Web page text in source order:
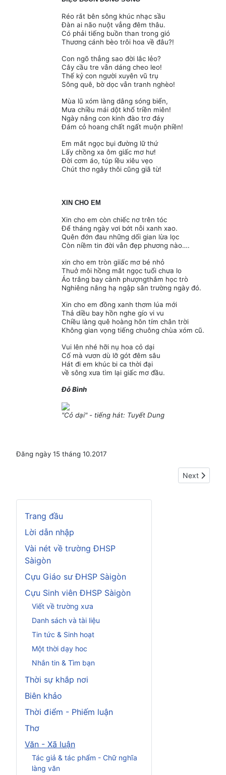
Trang đầu
Lời dẫn nhập
Vài nét về trường ĐHSP
Sàigòn
Cựu Giáo sư ĐHSP Sàigòn
Cựu Sinh viên ĐHSP Sàigòn
Viết về trường xưa
Danh sách và tài liệu
Tin tức & Sinh hoạt
Một thời dạy hoc
Nhắn tin & Tìm bạn
Thời sự khắp nơi
Biên khảo
Thời điểm - Phiếm luận
Thơ
Văn - Xã luận
Tác giả & tác phẩm - Chữ nghĩa
làng văn
Réo rắt bên sông khúc nhạc sầu
Đàn ai não nuột vẳng đêm thâu.
Có phải tiếng buồn than trong gió
Thương cánh bèo trôi hoa về đâu?!
Con ngõ thẳng sao đời lắc lẻo?
Cây cầu tre vẫn dáng cheo leo!
Thế kỷ con người xuyên vũ trụ
Sông quê, bờ dọc vẫn tranh nghèo!
Mùa lũ xóm làng dâng sóng biển,
Mưa chiều mái dột khổ triền miên!
Ngày nắng con kinh đào trơ đáy
Đám cỏ hoang chất ngất muộn phiền!
Em mắt ngọc bụi đường lữ thứ
Lấy chồng xa ôm giấc mơ hư!
Đời cơm áo, túp lều xiêu vẹo
Chút thơ ngây thôi cũng giã từ!
XIN CHO EM
Xin cho em còn chiếc nơ trên tóc
Để tháng ngày vơi bớt nỗi xanh xao.
Quên đớn đau những dối gian lừa lọc
Còn niềm tin đời vẫn đẹp phương nào….
xin cho em tròn giiấc mơ bé nhỏ
Thuở môi hồng mắt ngọc tuổi chưa lo
Áo trắng bay cành phượngthắm học trò
Nghiêng nắng hạ ngập sân trường ngày đó.
Xin cho em đồng xanh thơm lúa mới
Thả diều bay hồn nghe gío vi vu
Chiều làng quê hoàng hôn tím chân trời
Không gian vọng tiếng chuông chùa xóm cũ.
Vui lên nhé hỡi nụ hoa cỏ dại
Cố mà vươn dù lỡ gót đêm sâu
Hát đi em khúc bi ca thời đại
về sông xưa tìm lại giấc mơ đầu.
Đỗ Bình
"Cỏ dại" - tiếng hát: Tuyết Dung
Đăng ngày 15 tháng 10.2017
Next article:
Next